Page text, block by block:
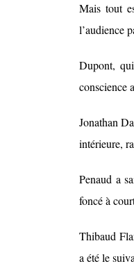
Mais tout
l’audience
Dupont,
conscience
Jonathan
intérieure,
Penaud a
foncé à
Thibaud
a été le